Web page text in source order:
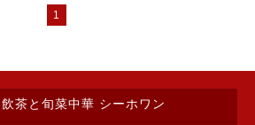
1
茶と旬菜中華 シーホワン